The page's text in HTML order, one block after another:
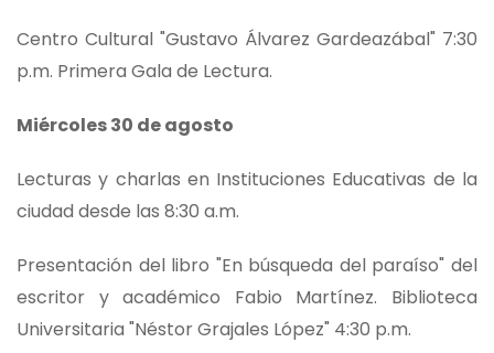
Centro Cultural "Gustavo Álvarez Gardeazábal" 7:30
p.m. Primera Gala de Lectura.
Miércoles 30 de agosto
Lecturas y charlas en Instituciones Educativas de la
ciudad desde las 8:30 a.m.
Presentación del libro "En búsqueda del paraíso" del
escritor y académico Fabio Martínez. Biblioteca
Universitaria "Néstor Grajales López" 4:30 p.m.